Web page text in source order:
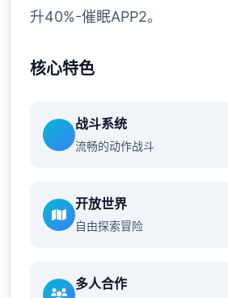
升40%-催眠APP2。
核心特色
战斗系统
流畅的动作战斗
开放世界
自由探索冒险
多人合作